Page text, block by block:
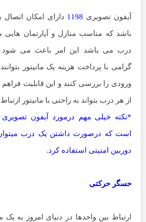
آیفون تصویری 1198 دارای امکان اتصال
باشد که مناسب منازل و آپارتمان هایی
درب می باشد این امر باعث می شود
گرامی با پرداخت هزینه یک مانیتور
ورودی را بررسی کنند و این قابلیت
از هر درب بتواند به راحتی با مانیتور
است که درصورت داشتن یک درب
دوربین امنیتی استفاده کرد.
حسگر حرکتی
ارتباط بین واحدها در دنیای امروز به